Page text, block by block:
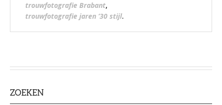
trouwfotografie Brabant,
trouwfotografie jaren ’30 stijl.
ZOEKEN